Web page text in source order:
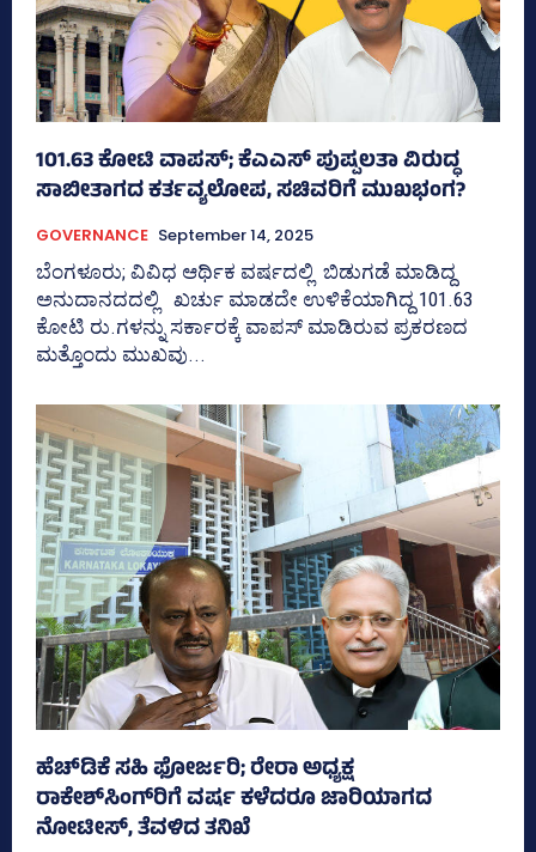
101.63 ಕೋಟಿ ವಾಪಸ್‌; ಕೆಎಎಸ್‌ ಪುಷ್ಪಲತಾ ವಿರುದ್ಧ
ಸಾಬೀತಾಗದ ಕರ್ತವ್ಯಲೋಪ, ಸಚಿವರಿಗೆ ಮುಖಭಂಗ?
GOVERNANCE September 14, 2025
ಬೆಂಗಳೂರು; ವಿವಿಧ ಆರ್ಥಿಕ ವರ್ಷದಲ್ಲಿ ಬಿಡುಗಡೆ ಮಾಡಿದ್ದ
ಅನುದಾನದದಲ್ಲಿ ಖರ್ಚು ಮಾಡದೇ ಉಳಿಕೆಯಾಗಿದ್ದ 101.63
ಕೋಟಿ ರು.ಗಳನ್ನು ಸರ್ಕಾರಕ್ಕೆ ವಾಪಸ್‌ ಮಾಡಿರುವ ಪ್ರಕರಣದ
ಮತ್ತೊಂದು ಮುಖವು...
ಹೆಚ್‌ಡಿಕೆ ಸಹಿ ಫೋರ್ಜರಿ; ರೇರಾ ಅಧ್ಯಕ್ಷ
ರಾಕೇಶ್‌ಸಿಂಗ್‌ರಿಗೆ ವರ್ಷ ಕಳೆದರೂ ಜಾರಿಯಾಗದ
ನೋಟೀಸ್‌, ತೆವಳಿದ ತನಿಖೆ